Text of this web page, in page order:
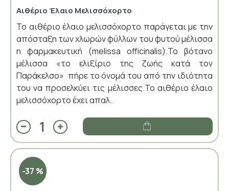
Αιθέριο Έλαιο Μελισσόχορτο
Το αιθέριο έλαιο μελισσόχορτο παράγεται με την
απόσταξη των χλωρών φύλλων του φυτού μέλισσα
η φαρμακευτική (melissa officinalis).Το βότανο
μέλισσα «το ελιξίριο της ζωής κατά τον
Παράκελσο» πήρε το όνομά του από την ιδιότητα
του να προσελκύει τις μέλισσες.Το αιθέριο έλαιο
μελισσόχορτο έχει απαλ..
-37 %